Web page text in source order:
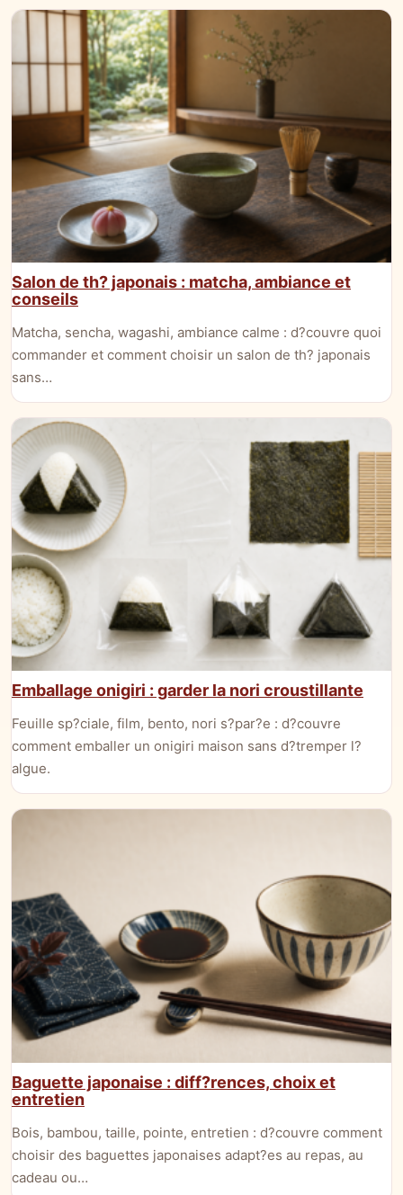
Salon de th? japonais : matcha, ambiance et
conseils
Matcha, sencha, wagashi, ambiance calme : d?couvre quoi
commander et comment choisir un salon de th? japonais
sans…
Emballage onigiri : garder la nori croustillante
Feuille sp?ciale, film, bento, nori s?par?e : d?couvre
comment emballer un onigiri maison sans d?tremper l?
algue.
Baguette japonaise : diff?rences, choix et
entretien
Bois, bambou, taille, pointe, entretien : d?couvre comment
choisir des baguettes japonaises adapt?es au repas, au
cadeau ou…